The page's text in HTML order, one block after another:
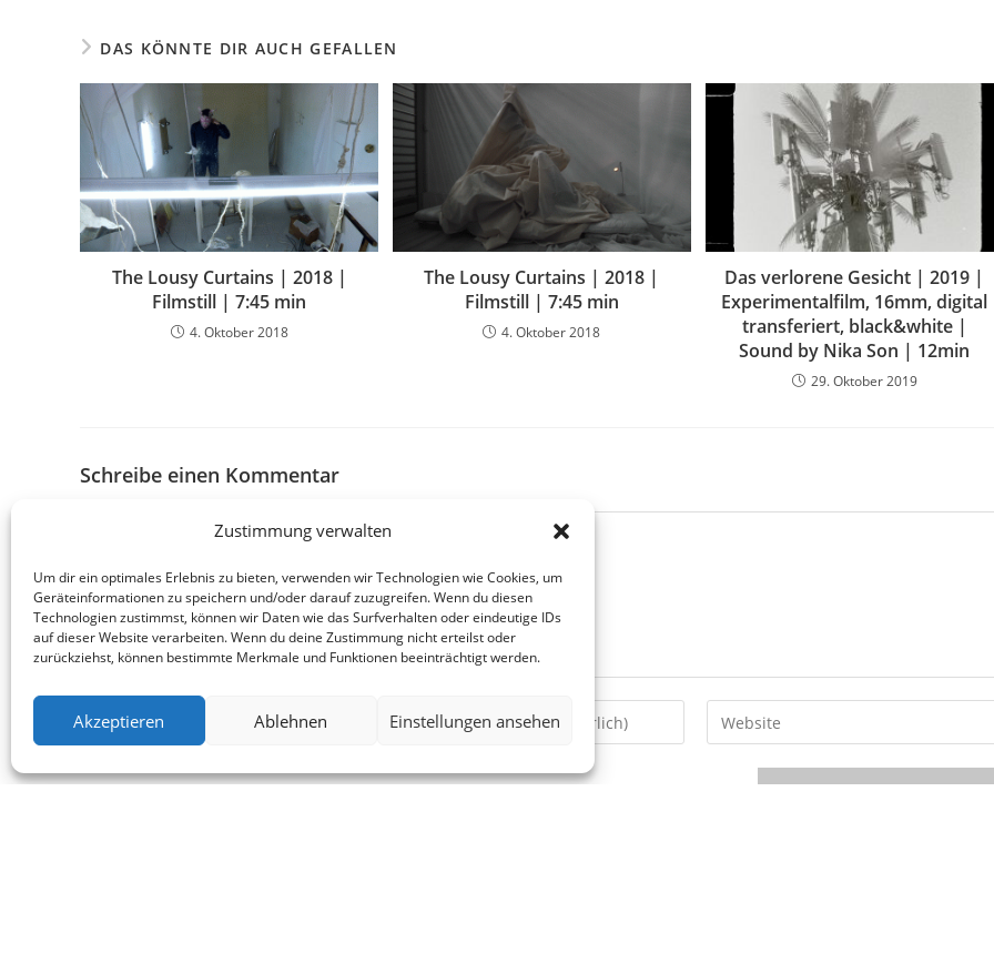
Zustimmung verwalten
Um dir ein optimales Erlebnis zu bieten, verwenden wir Technologien wie Cookies, um
Geräteinformationen zu speichern und/oder darauf zuzugreifen. Wenn du diesen
Technologien zustimmst, können wir Daten wie das Surfverhalten oder eindeutige IDs
auf dieser Website verarbeiten. Wenn du deine Zustimmung nicht erteilst oder
zurückziehst, können bestimmte Merkmale und Funktionen beeinträchtigt werden.
Akzeptieren Ablehnen Einstellungen ansehen
DAS KÖNNTE DIR AUCH GEFALLEN
The Lousy Curtains | 2018 |
Filmstill | 7:45 min
4. Oktober 2018
The Lousy Curtains | 2018 |
Filmstill | 7:45 min
4. Oktober 2018
Das verlorene Gesicht | 2019 |
Experimentalfilm, 16mm, digital
transferiert, black&white |
Sound by Nika Son | 12min
29. Oktober 2019
Schreibe einen Kommentar